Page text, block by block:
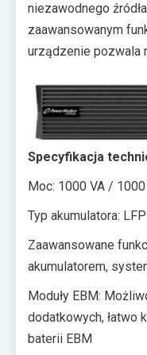
niezawodnego
zaawansowanym
urządzenie pozwala
Health) z dowolnej
monitorowania
problemów oraz
co przekłada się na
wykorzystanie
Specyfikacja
Moc: 1000 VA /
Typ akumulatora:
Zaawansowane
akumulatorem,
Moduły EBM:
dodatkowych, łatwo
baterii EBM